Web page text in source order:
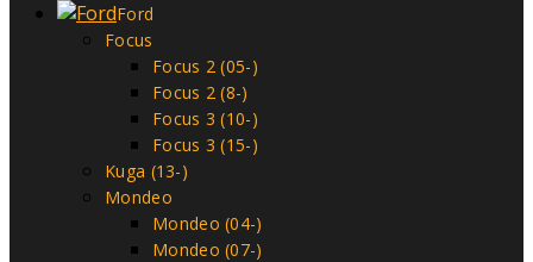
Ford
Focus
Focus 2 (05-)
Focus 2 (8-)
Focus 3 (10-)
Focus 3 (15-)
Kuga (13-)
Mondeo
Mondeo (04-)
Mondeo (07-)